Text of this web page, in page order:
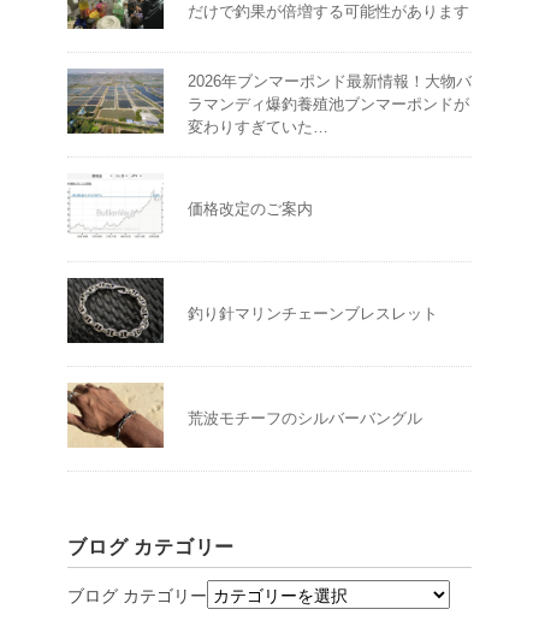
だけで釣果が倍増する可能性があります
2026年ブンマーポンド最新情報！大物バ
ラマンディ爆釣養殖池ブンマーポンドが
変わりすぎていた…
価格改定のご案内
釣り針マリンチェーンブレスレット
荒波モチーフのシルバーバングル
ブログ カテゴリー
ブログ カテゴリー